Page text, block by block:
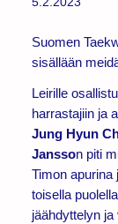
Suomen
sisällään
Leirille
harrastajiin ja
Jung Hyun
Jansson piti
Timon apurina
toisella
jäähdyttelyn